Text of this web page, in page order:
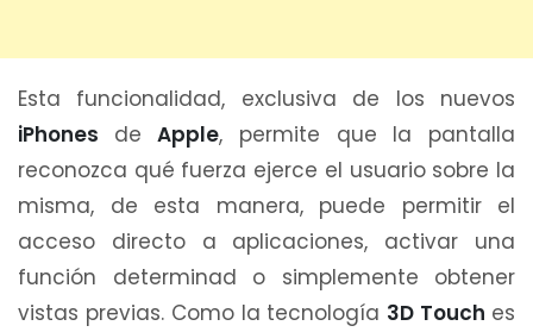
Esta funcionalidad, exclusiva de los nuevos
iPhones deApple, permite que la pantalla
reconozca qué fuerza ejerce el usuario sobre la
misma, de esta manera, puede permitir el
acceso directo a aplicaciones, activar una
función determinad o simplemente obtener
vistas previas. Como la tecnología 3D Touch es